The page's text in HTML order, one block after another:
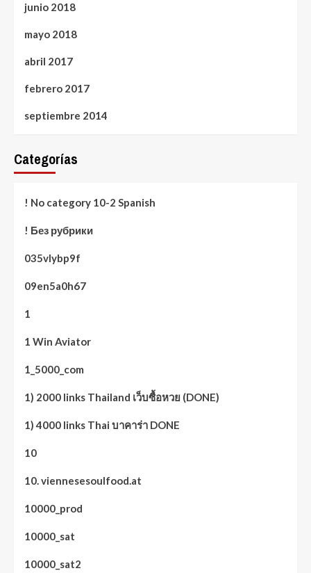
junio 2018
mayo 2018
abril 2017
febrero 2017
septiembre 2014
Categorías
! No category 10-2 Spanish
! Без рубрики
035vlybp9f
09en5a0h67
1
1 Win Aviator
1_5000_com
1) 2000 links Thailand เว็บซื้อหวย (DONE)
1) 4000 links Thai บาคาร่า DONE
10
10. viennesesoulfood.at
10000_prod
10000_sat
10000_sat2